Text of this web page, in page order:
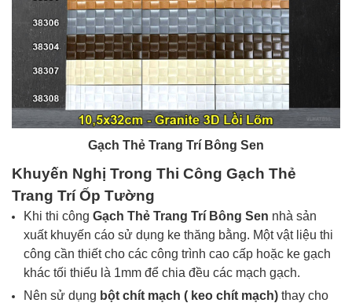
Gạch Thẻ Trang Trí Bông Sen
Khuyến Nghị Trong Thi Công Gạch Thẻ
Trang Trí Ốp Tường
Khi thi công Gạch Thẻ Trang Trí Bông Sen nhà sản
xuất khuyến cáo sử dụng ke thăng bằng. Một vật liệu thi
công cần thiết cho các công trình cao cấp hoặc ke gạch
khác tối thiểu là 1mm để chia đều các mạch gạch.
Nên sử dụng bột chít mạch ( keo chít mạch) thay cho